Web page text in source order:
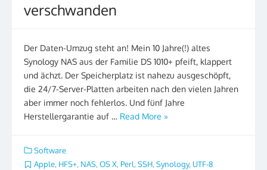
verschwanden
Der Daten-Umzug steht an! Mein 10 Jahre(!) altes
Synology NAS aus der Familie DS 1010+ pfeift, klappert
und ächzt. Der Speicherplatz ist nahezu ausgeschöpft,
die 24/7-Server-Platten arbeiten nach den vielen Jahren
aber immer noch fehlerlos. Und fünf Jahre
Herstellergarantie auf … Read More »
Software
Apple, HFS+, NAS, OS X, Perl, SSH, Synology, UTF-8